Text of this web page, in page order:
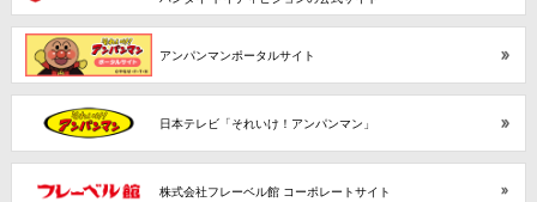
アンパンマンポータルサイト
日本テレビ「それいけ！アンパンマン」
株式会社フレーベル館 コーポレートサイト